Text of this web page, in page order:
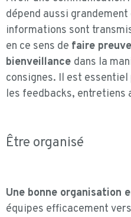
dépend aussi
informations sont
en ce sens de faire
bienveillance dans la
consignes. Il est
les feedbacks, entretiens
Être organisé
Une bonne organisation
équipes efficacement